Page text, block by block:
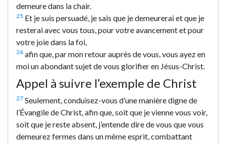
demeure dans la chair.
25 Et je suis persuadé, je sais que je demeurerai et que je
resterai avec vous tous, pour votre avancement et pour
votre joie dans la foi,
26 afin que, par mon retour auprès de vous, vous ayez en
moi un abondant sujet de vous glorifier en Jésus-Christ.
Appel à suivre l’exemple de Christ
27 Seulement, conduisez-vous d’une manière digne de
l’Évangile de Christ, afin que, soit que je vienne vous voir,
soit que je reste absent, j’entende dire de vous que vous
demeurez fermes dans un même esprit, combattant